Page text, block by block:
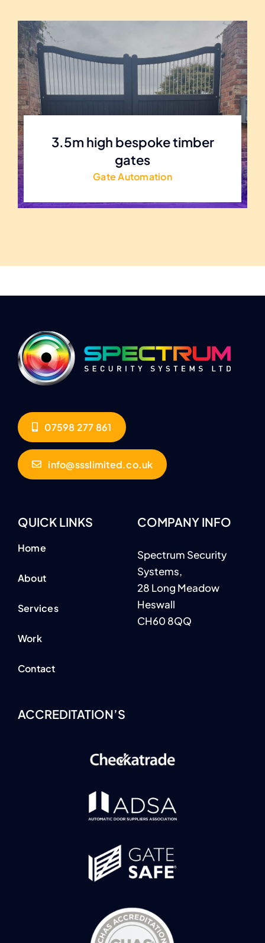
3.5m high bespoke timber
gates
Gate Automation
07598 277 861
info@ssslimited.co.uk
QUICK LINKS
Home
About
Services
Work
Contact
COMPANY INFO
Spectrum Security
Systems,
28 Long Meadow
Heswall
CH60 8QQ
ACCREDITATION’S